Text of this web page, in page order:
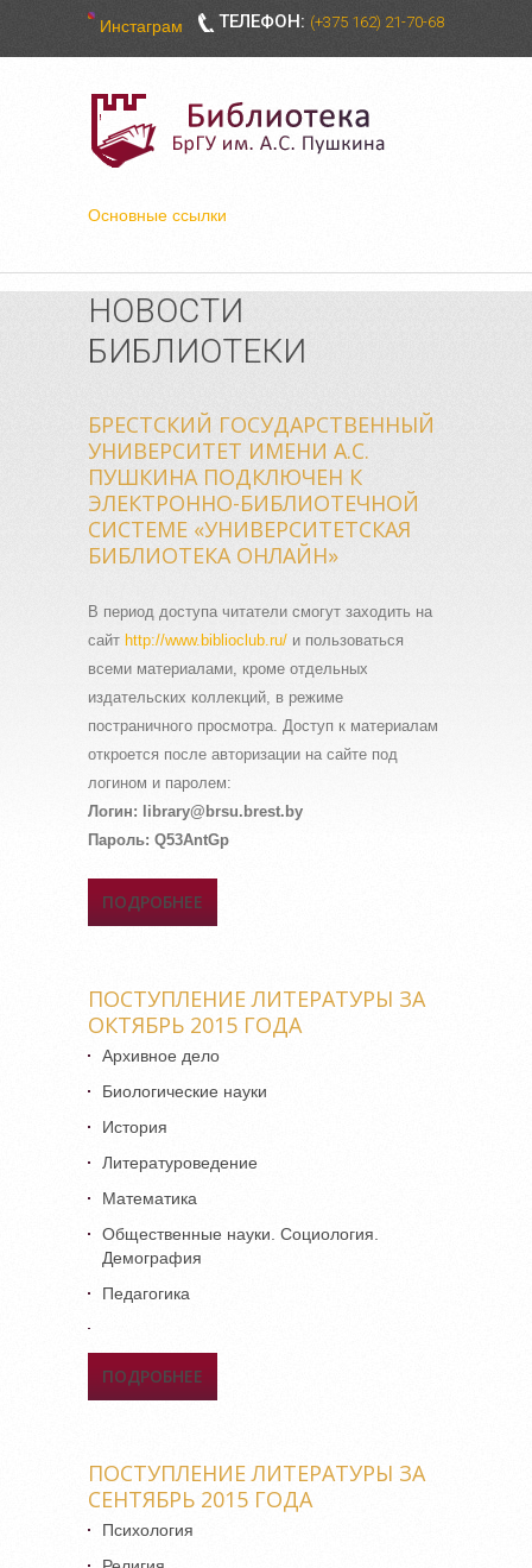
ТЕЛЕФОН: (+375 162) 21-70-68
Инстаграм
Основные ссылки
НОВОСТИ
БИБЛИОТЕКИ
БРЕСТСКИЙ ГОСУДАРСТВЕННЫЙ
УНИВЕРСИТЕТ ИМЕНИ А.С.
ПУШКИНА ПОДКЛЮЧЕН К
ЭЛЕКТРОННО-БИБЛИОТЕЧНОЙ
СИСТЕМЕ «УНИВЕРСИТЕТСКАЯ
БИБЛИОТЕКА ОНЛАЙН»
В период доступа читатели смогут заходить на
сайт http://www.biblioclub.ru/ и пользоваться
всеми материалами, кроме отдельных
издательских коллекций, в режиме
постраничного просмотра. Доступ к материалам
откроется после авторизации на сайте под
логином и паролем:
Логин: library@brsu.brest.by
Пароль: Q53AntGp
ПОДРОБНЕЕ
ГОСУДАРСТВЕННЫЙ
ЭЛЕКТРОННО-
БИБЛИОТЕЧНОЙ СИСТЕМЕ
«УНИВЕРСИТЕТСКАЯ
БИБЛИОТЕКА ОНЛАЙН»
ПОСТУПЛЕНИЕ ЛИТЕРАТУРЫ ЗА
ОКТЯБРЬ 2015 ГОДА
Архивное дело
Биологические науки
История
Литературоведение
Математика
Общественные науки. Социология.
Демография
Педагогика
ПОДРОБНЕЕ
ЛИТЕРАТУРЫ ЗА ОКТЯБРЬ
ПОСТУПЛЕНИЕ ЛИТЕРАТУРЫ ЗА
СЕНТЯБРЬ 2015 ГОДА
Психология